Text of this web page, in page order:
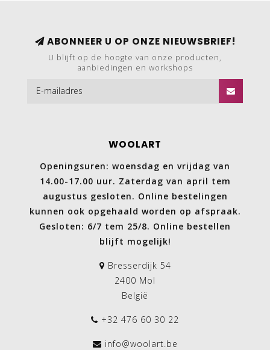
ABONNEER U OP ONZE NIEUWSBRIEF!
U blijft op de hoogte van onze producten,
aanbiedingen en workshops
WOOLART
Openingsuren: woensdag en vrijdag van
14.00-17.00 uur. Zaterdag van april tem
augustus gesloten. Online bestelingen
kunnen ook opgehaald worden op afspraak.
Gesloten: 6/7 tem 25/8. Online bestellen
blijft mogelijk!
Bresserdijk 54
2400 Mol
België
+32 476 60 30 22
info@woolart.be